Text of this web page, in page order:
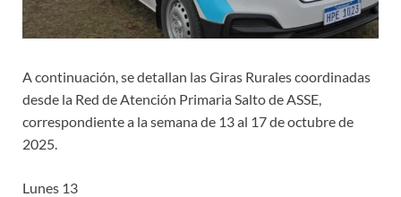
A continuación, se detallan las Giras Rurales coordinadas
desde la Red de Atención Primaria Salto de ASSE,
correspondiente a la semana de 13 al 17 de octubre de
2025.
Lunes 13